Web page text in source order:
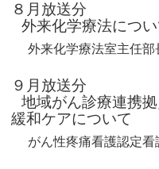
８月放送分
外来化学療法につい
外来化学療法室主任
９月放送分
地域がん診療連携
緩和ケアについて
がん性疼痛看護認定